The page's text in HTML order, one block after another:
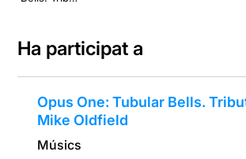
Ha participat a
Opus One: Tubular Bells.
Mike Oldfield
Músics